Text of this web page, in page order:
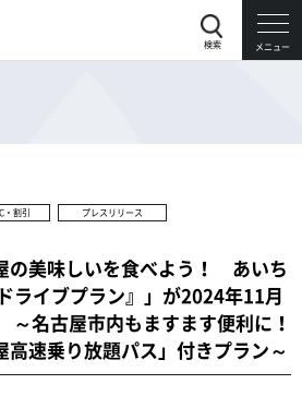
検索 メニュー
・割引 プレスリリース
の美味しいを食べよう！ あいち
ライブプラン』」が2024年11月
名古屋市内もますます便利に！
高速乗り放題パス」付きプラン～